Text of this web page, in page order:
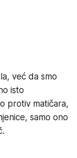
već da smo
isto
protiv matičara,
samo ono